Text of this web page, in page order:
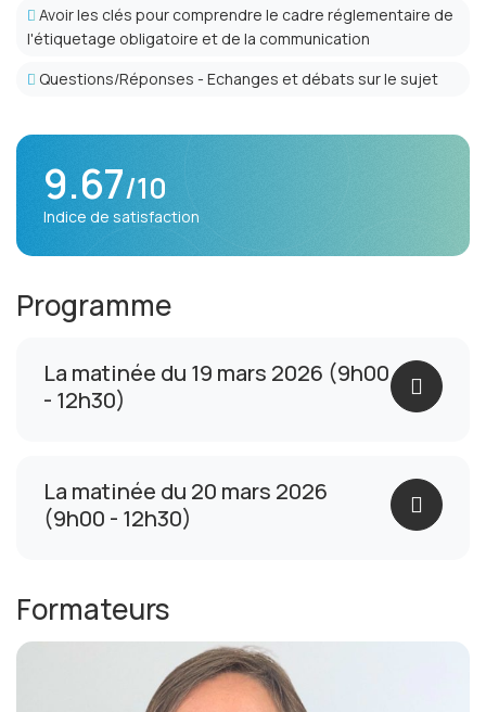
Avoir les clés pour comprendre le cadre réglementaire de
l'étiquetage obligatoire et de la communication
Questions/Réponses - Echanges et débats sur le sujet
9.67/10
Indice de satisfaction
Programme
La matinée du 19 mars 2026 (9h00
- 12h30)
La matinée du 20 mars 2026
(9h00 - 12h30)
Formateurs